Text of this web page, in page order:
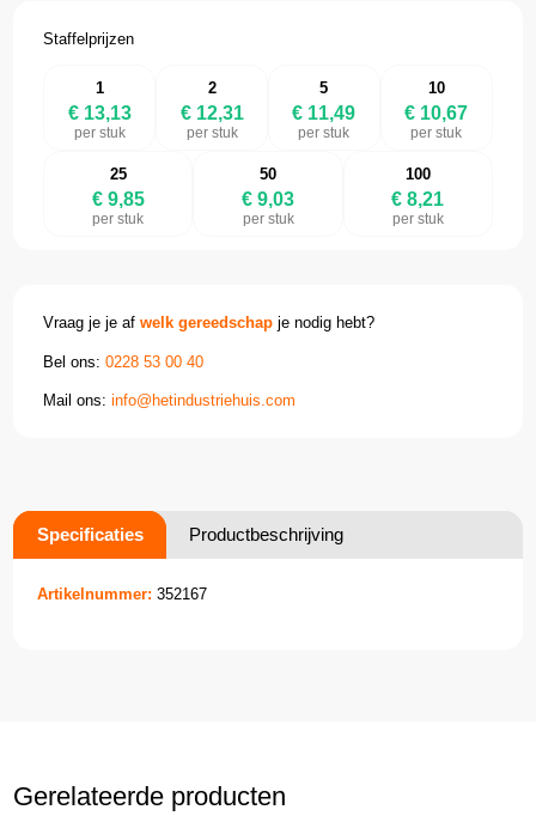
Staffelprijzen
1
€ 13,13
per stuk
2
€ 12,31
per stuk
5
€ 11,49
per stuk
10
€ 10,67
per stuk
25
€ 9,85
per stuk
50
€ 9,03
per stuk
100
€ 8,21
per stuk
Vraag je je afwelk gereedschap je nodig hebt?
Bel ons:0228 53 00 40
Mail ons:info@hetindustriehuis.com
Specificaties Productbeschrijving
Artikelnummer: 352167
Gerelateerde producten